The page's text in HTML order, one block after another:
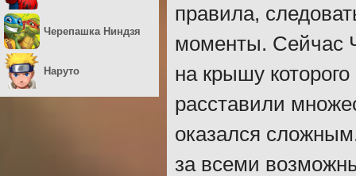
правила,
моменты. Сейчас
на крышу
расставили
оказался
за всеми
Черепашка Ниндзя
Наруто